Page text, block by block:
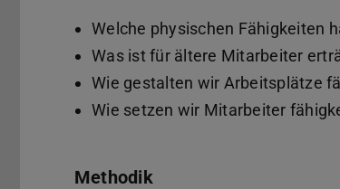
Welche physischen Fähigkeiten
Was ist für ältere Mitarbeiter
Wie gestalten wir Arbeitsplätze
Wie setzen wir Mitarbeiter
Methodik